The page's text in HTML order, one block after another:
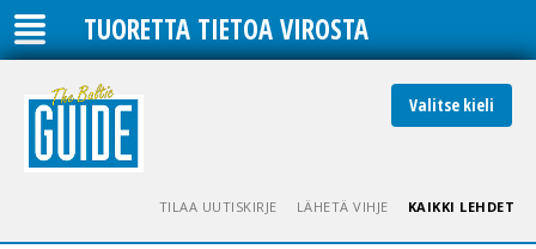
TUORETTA TIETOA VIROSTA
Valitse kieli
TILAA UUTISKIRJE LÄHETÄ VIHJE KAIKKI LEHDET